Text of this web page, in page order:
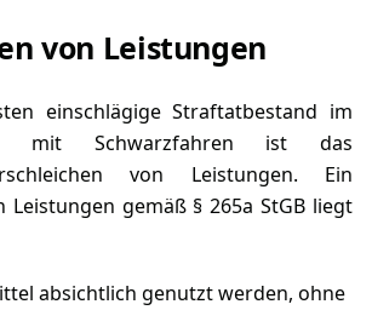
von Leistungen
einschlägige Straftatbestand im
mit Schwarzfahren ist das
von Leistungen. Ein
Leistungen gemäß § 265a StGB liegt
absichtlich genutzt werden, ohne